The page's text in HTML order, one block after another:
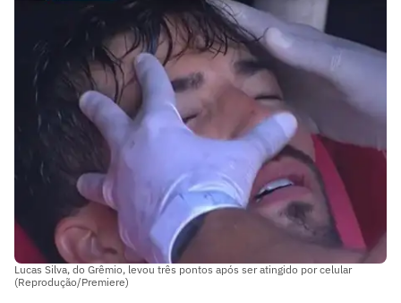
Lucas Silva, do Grêmio, levou três pontos após ser atingido por celular
(Reprodução/Premiere)